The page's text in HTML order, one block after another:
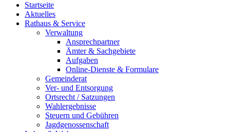
Startseite
Aktuelles
Rathaus & Service
Verwaltung
Ansprechpartner
Ämter & Sachgebiete
Aufgaben
Online-Dienste & Formulare
Gemeinderat
Ver- und Entsorgung
Ortsrecht / Satzungen
Wahlergebnisse
Steuern und Gebühren
Jagdgenossenschaft